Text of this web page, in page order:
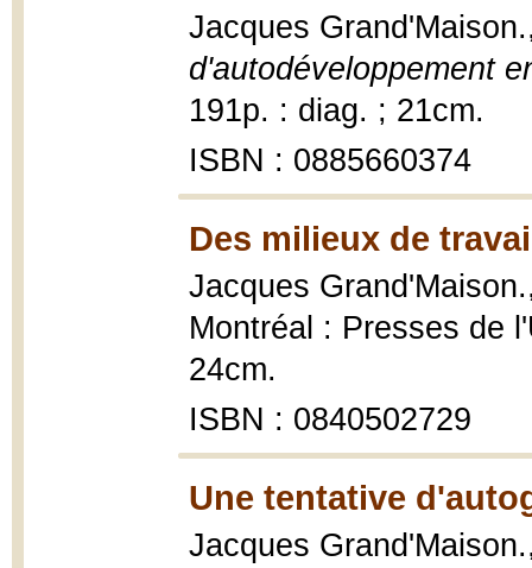
Jacques
d'autodéveloppement
191p. : diag. ; 21cm.
ISBN : 0885660374
Des milieux de
Jacques
Montréal : Presses de
24cm.
ISBN : 0840502729
Une tentative
Jacques